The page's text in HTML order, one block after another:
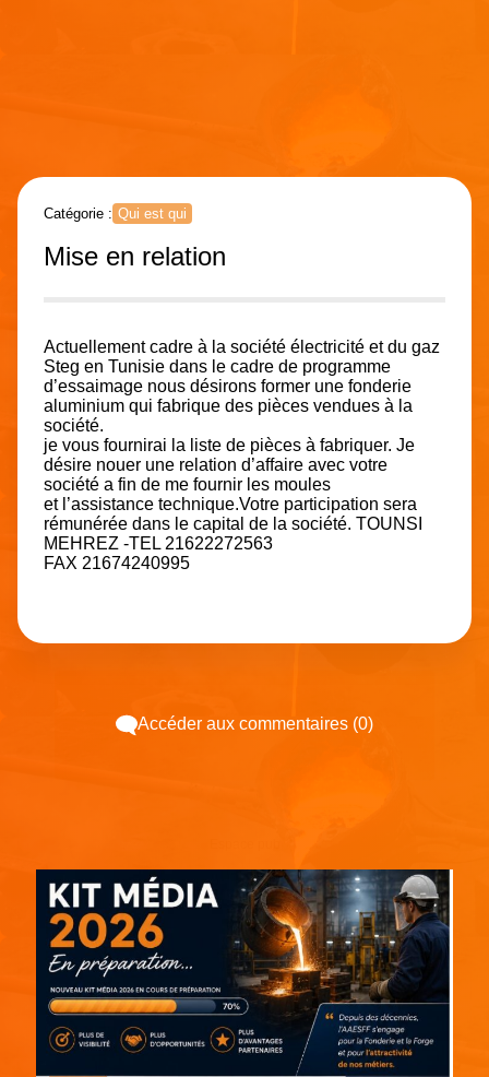
Catégorie : Qui est qui
Mise en relation
Actuellement cadre à la société électricité et du gaz
Steg en Tunisie dans le cadre de programme
d’essaimage nous désirons former une fonderie
aluminium qui fabrique des pièces vendues à la
société.
je vous fournirai la liste de pièces à fabriquer. Je
désire nouer une relation d’affaire avec votre
société a fin de me fournir les moules
et l’assistance technique.Votre participation sera
rémunérée dans le capital de la société. TOUNSI
MEHREZ -TEL 21622272563
FAX 21674240995
Accéder aux commentaires (0)